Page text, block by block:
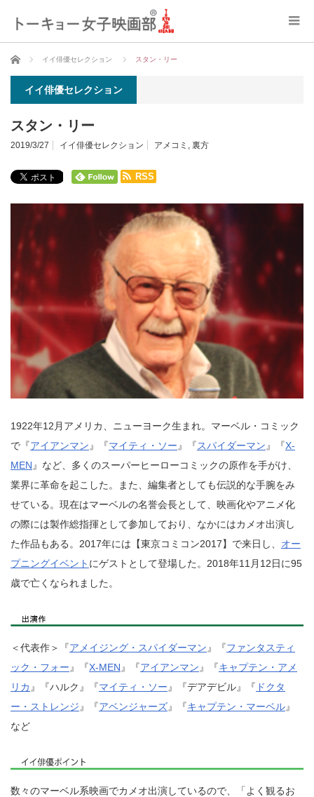
ホーム イイ俳優セレクション スタン・リー
イイ俳優セレクション
スタン・リー
2019/3/27 イイ俳優セレクション アメコミ , 裏方
RSS
1922年12月アメリカ、ニューヨーク生まれ。マーベル・コミック
で『アイアンマン 』『マイティ・ソー 』『スパイダーマン 』『X-
MEN 』など、多くのスーパーヒーローコミックの原作を手がけ、
業界に革命を起こした。また、編集者としても伝説的な手腕をみ
せている。現在はマーベルの名誉会長として、映画化やアニメ化
の際には製作総指揮として参加しており、なかにはカメオ出演し
た作品もある。2017年には【東京コミコン2017】で来日し、 オー
プニングイベント にゲストとして登場した。2018年11月12日に95
歳で亡くなられました。
＜代表作＞『アメイジング・スパイダーマン』『ファンタスティ
ック・フォー』『X-MEN』『アイアンマン』『キャプテン・アメ
リカ 』『ハルク』『マイティ・ソー』『デアデビル』『 ドクタ
ー・ストレンジ』『アベンジャーズ』『キャプテン・マーベル』
など
数々のマーベル系映画でカメオ出演しているので、「よく観るお